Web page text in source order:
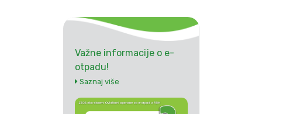
Važne informacije o e-
otpadu!
Saznaj više